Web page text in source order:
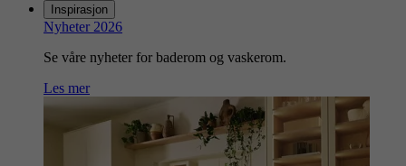
Inspirasjon
Nyheter 2026
Se våre nyheter for baderom og vaskerom.
Les mer